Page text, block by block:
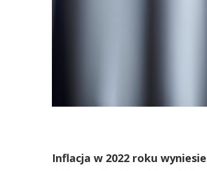
Inflacja w 2022 roku